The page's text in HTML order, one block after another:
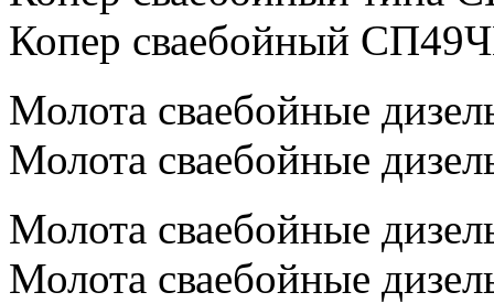
Копер сваебойный
Молота сваебойные
Молота сваебойные
Молота сваебойные
Молота сваебойные